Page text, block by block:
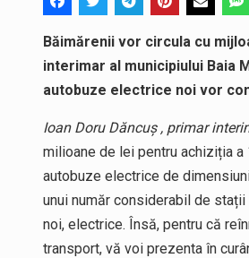
Băimărenii vor circula cu
interimar al municipiului Baia
autobuze electrice noi vor
Ioan Doru Dăncuș , primar
milioane de lei pentru achiziția
autobuze electrice de
unui număr considerabil de
noi, electrice. Însă, pentru că
transport, vă voi prezenta în